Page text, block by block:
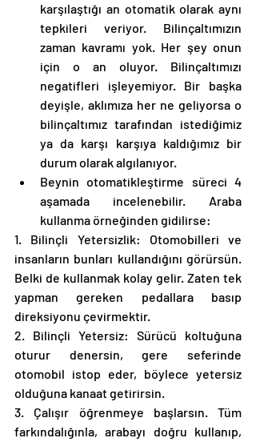
karşılaştığı an otomatik olarak aynı
tepkileri veriyor. Bilinçaltımızın
zaman kavramı yok. Her şey onun
için o an oluyor. Bilinçaltımızı
negatifleri işleyemiyor. Bir başka
deyişle, aklımıza her ne geliyorsa o
bilinçaltımız tarafından istediğimiz
ya da karşı karşıya kaldığımız bir
durum olarak algılanıyor.
Beynin otomatikleştirme süreci 4
aşamada incelenebilir. Araba
kullanma örneğinden gidilirse:
1. Bilinçli Yetersizlik: Otomobilleri ve
insanların bunları kullandığını görürsün.
Belki de kullanmak kolay gelir. Zaten tek
yapman gereken pedallara basıp
direksiyonu çevirmektir.
2. Bilinçli Yetersiz: Sürücü koltuğuna
oturur denersin, gere seferinde
otomobil istop eder, böylece yetersiz
olduğuna kanaat getirirsin.
3. Çalışır öğrenmeye başlarsın. Tüm
farkındalığınla, arabayı doğru kullanıp,